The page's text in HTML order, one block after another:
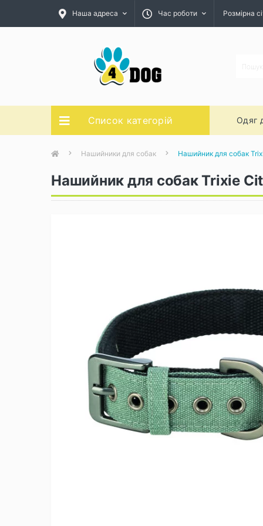
Наша адреса Час роботи Розмірна
Список категорій Одяг
Нашийники для собак Нашийник для собак
Нашийник для собак Trixie